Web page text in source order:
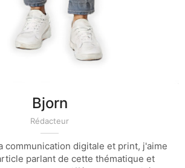
Bjorn
Rédacteur
communication digitale et print, j'aime
parlant de cette thématique et